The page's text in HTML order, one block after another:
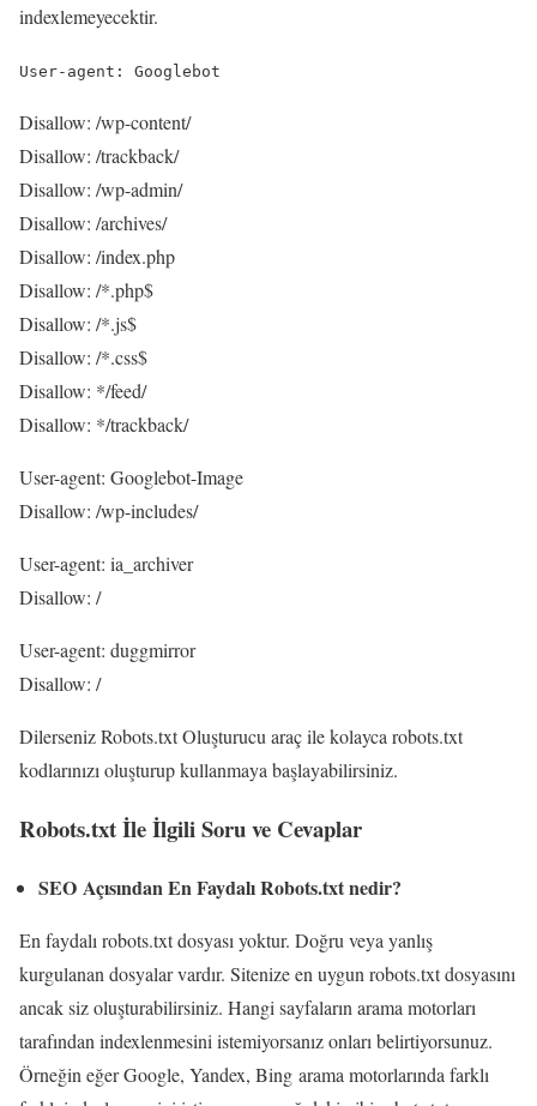
indexlemeyecektir.
User-agent: Googlebot
Disallow: /wp-content/
Disallow: /trackback/
Disallow: /wp-admin/
Disallow: /archives/
Disallow: /index.php
Disallow: /*.php$
Disallow: /*.js$
Disallow: /*.css$
Disallow: */feed/
Disallow: */trackback/
User-agent: Googlebot-Image
Disallow: /wp-includes/
User-agent: ia_archiver
Disallow: /
User-agent: duggmirror
Disallow: /
Dilerseniz Robots.txt Oluşturucu araç ile kolayca robots.txt
kodlarınızı oluşturup kullanmaya başlayabilirsiniz.
Robots.txt İle İlgili Soru ve Cevaplar
SEO Açısından En Faydalı Robots.txt nedir?
En faydalı robots.txt dosyası yoktur. Doğru veya yanlış
kurgulanan dosyalar vardır. Sitenize en uygun robots.txt dosyasını
ancak siz oluşturabilirsiniz. Hangi sayfaların arama motorları
tarafından indexlenmesini istemiyorsanız onları belirtiyorsunuz.
Örneğin eğer Google, Yandex, Bing arama motorlarında farklı